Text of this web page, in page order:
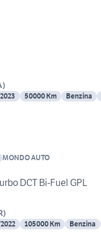
)
50000 Km Benzina
MONDO AUTO
DCT Bi-Fuel GPL
)
105000 Km Benzina